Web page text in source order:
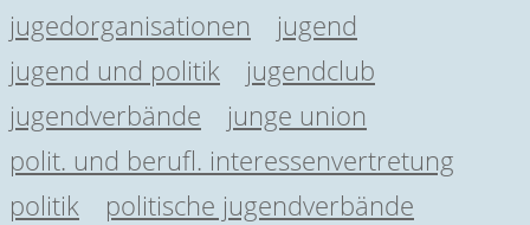
jugedorganisationen
jugend
jugend und politik
jugendclub
jugendverbände
junge union
polit. und berufl. interessenvertretung
politik
politische jugendverbände